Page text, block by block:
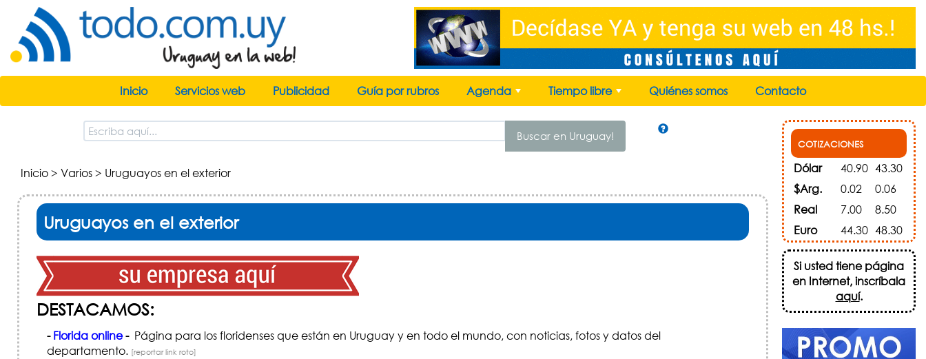
Inicio Servicios web Publicidad Guía por rubros
+
Agenda
+
Tiempo libre Quiénes somos Contacto
Buscar en Uruguay!
Inicio> Varios> Uruguayos en el exterior
Uruguayos en el exterior
DESTACAMOS:
- Florida online-Página para los floridenses que están en Uruguay y en todo el mundo, con noticias, fotos y datos del
departamento. [reportar link roto]
COTIZACIONES
Dólar 40.90 43.30
$Arg.
0.02
0.06
Real
7.00
8.50
Euro
44.30 48.30
Si usted tiene página
en Internet, inscríbala
aquí.